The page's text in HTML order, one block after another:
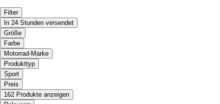
Filter
In 24 Stunden versendet
Größe
Farbe
Motorrad-Marke
Produkttyp
Sport
Preis
162 Produkte anzeigen